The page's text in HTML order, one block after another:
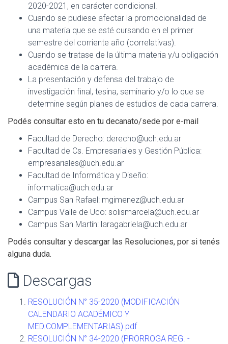
2020-2021, en carácter condicional.
Cuando se pudiese afectar la promocionalidad de
una materia que se esté cursando en el primer
semestre del corriente año (correlativas).
Cuando se tratase de la última materia y/u obligación
académica de la carrera.
La presentación y defensa del trabajo de
investigación final, tesina, seminario y/o lo que se
determine según planes de estudios de cada carrera.
Podés consultar esto en tu decanato/sede por e-mail
Facultad de Derecho: derecho@uch.edu.ar
Facultad de Cs. Empresariales y Gestión Pública:
empresariales@uch.edu.ar
Facultad de Informática y Diseño:
informatica@uch.edu.ar
Campus San Rafael: mgimenez@uch.edu.ar
Campus Valle de Uco: solismarcela@uch.edu.ar
Campus San Martín: laragabriela@uch.edu.ar
Podés consultar y descargar las Resoluciones, por si tenés
alguna duda.
Descargas
RESOLUCIÓN N° 35-2020 (MODIFICACIÓN
CALENDARIO ACADÉMICO Y
MED.COMPLEMENTARIAS).pdf
RESOLUCIÓN N° 34-2020 (PRORROGA REG. -